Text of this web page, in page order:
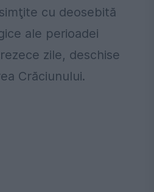
cu deosebită
ale perioadei
zile, deschise
Crăciunului.